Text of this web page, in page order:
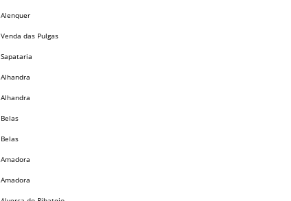
Alenquer
Venda das Pulgas
Sapataria
Alhandra
Alhandra
Belas
Belas
Amadora
Amadora